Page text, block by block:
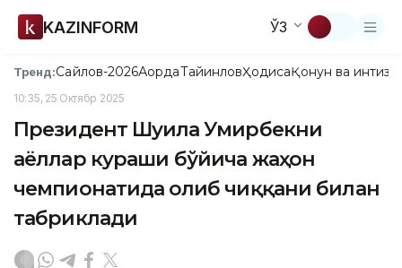
KAZINFORM ЎЗ
Тренд:Сайлов-2026АқордаТайинловҲодисаҚонун ва
10:35, 25 Октябр 2025
Президент Шуғила Умирбекни
аёллар кураши бўйича жаҳон
чемпионатида ғолиб чиққани билан
табриклади